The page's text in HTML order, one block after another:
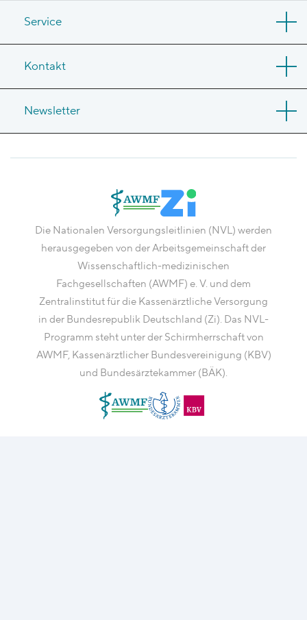
Service
Kontakt
Newsletter
Die Nationalen Versorgungsleitlinien (NVL) werden
herausgegeben von der Arbeitsgemeinschaft der
Wissenschaftlich-medizinischen
Fachgesellschaften (AWMF) e. V. und dem
Zentralinstitut für die Kassenärztliche Versorgung
in der Bundesrepublik Deutschland (Zi). Das NVL-
Programm steht unter der Schirmherrschaft von
AWMF, Kassenärztlicher Bundesvereinigung (KBV)
und Bundesärztekammer (BÄK).